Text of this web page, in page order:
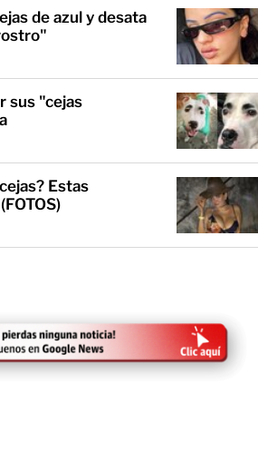
de azul y desata
sus "cejas
Estas